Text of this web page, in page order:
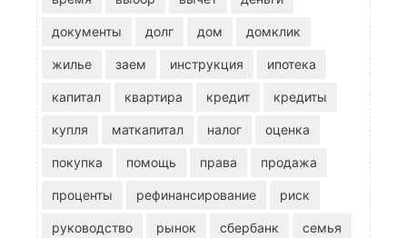
документы долг дом домклик
жилье заем инструкция ипотека
капитал квартира кредит кредиты
купля маткапитал налог оценка
покупка помощь права продажа
проценты рефинансирование риск
руководство рынок сбербанк семья